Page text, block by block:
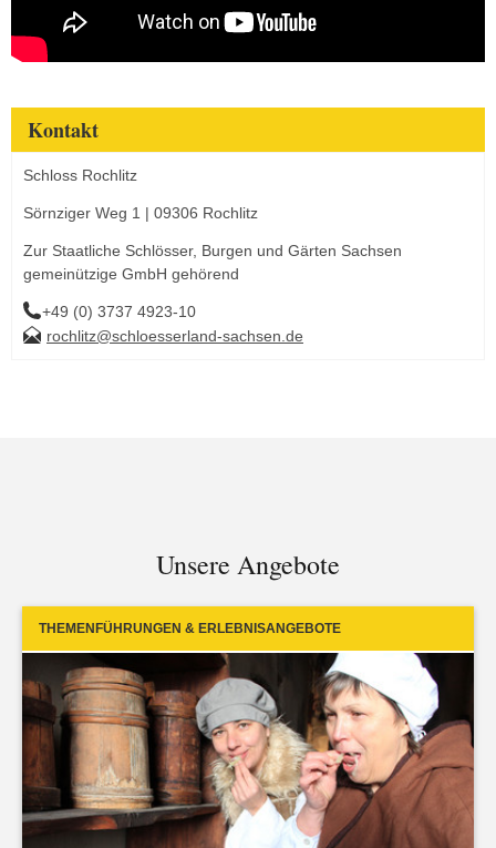
Kontakt
Schloss Rochlitz
Sörnziger Weg 1 | 09306 Rochlitz
Zur Staatliche Schlösser, Burgen und Gärten Sachsen
gemeinützige GmbH gehörend
+49 (0) 3737 4923-10
rochlitz@schloesserland-sachsen.de
Unsere Angebote
THEMENFÜHRUNGEN & ERLEBNISANGEBOTE